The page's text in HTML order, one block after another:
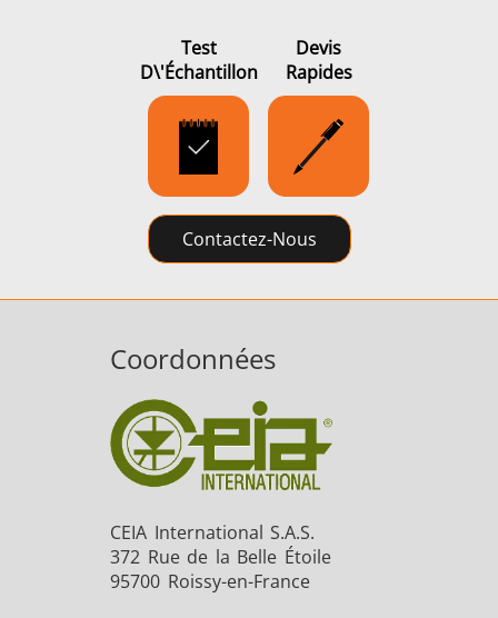
Test
D\'échantillon
Devis
Rapides
Contactez-Nous
Coordonnées
CEIA International S.A.S.
372 Rue de la Belle Étoile
95700 Roissy-en-France